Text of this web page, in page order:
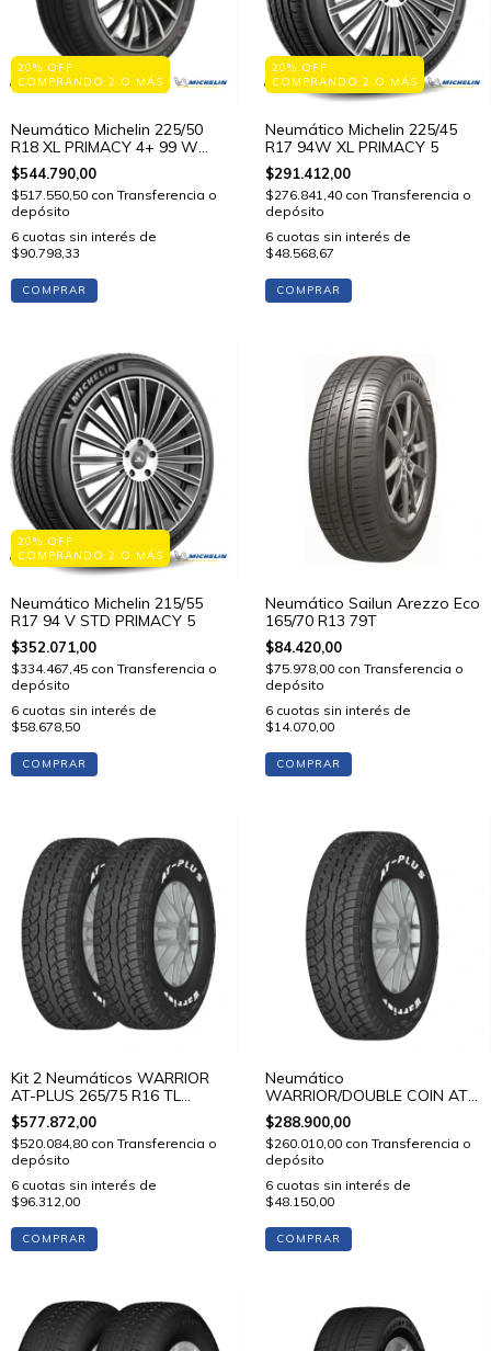
20% OFF
COMPRANDO 2 O MÁS
Neumático Michelin 225/50
R18 XL PRIMACY 4+ 99 W
STD
$544.790,00
$517.550,50 con Transferencia o
depósito
6 cuotas sin interés de
$90.798,33
COMPRAR
20% OFF
COMPRANDO 2 O MÁS
Neumático Michelin 225/45
R17 94W XL PRIMACY 5
$291.412,00
$276.841,40 con Transferencia o
depósito
6 cuotas sin interés de
$48.568,67
COMPRAR
20% OFF
COMPRANDO 2 O MÁS
Neumático Michelin 215/55
R17 94 V STD PRIMACY 5
$352.071,00
$334.467,45 con Transferencia o
depósito
6 cuotas sin interés de
$58.678,50
COMPRAR
Neumático Sailun Arezzo Eco
165/70 R13 79T
$84.420,00
$75.978,00 con Transferencia o
depósito
6 cuotas sin interés de
$14.070,00
COMPRAR
Kit 2 Neumáticos WARRIOR
AT-PLUS 265/75 R16 TL
123/120 R
$577.872,00
$520.084,80 con Transferencia o
depósito
6 cuotas sin interés de
$96.312,00
COMPRAR
Neumático
WARRIOR/DOUBLE COIN AT-
PLUS 265/75 R16 TL 123/120
R
$288.900,00
$260.010,00 con Transferencia o
depósito
6 cuotas sin interés de
$48.150,00
COMPRAR